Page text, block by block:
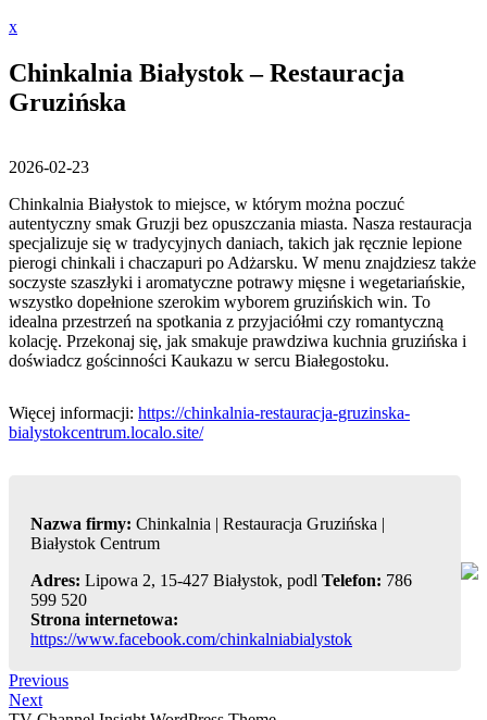
xClose
Chinkalnia Białystok – Restauracja
Gruzińska
2026-02-23
Chinkalnia Białystok to miejsce, w którym można poczuć
autentyczny smak Gruzji bez opuszczania miasta. Nasza restauracja
specjalizuje się w tradycyjnych daniach, takich jak ręcznie lepione
pierogi chinkali i chaczapuri po Adżarsku. W menu znajdziesz także
soczyste szaszłyki i aromatyczne potrawy mięsne i wegetariańskie,
wszystko dopełnione szerokim wyborem gruzińskich win. To
idealna przestrzeń na spotkania z przyjaciółmi czy romantyczną
kolację. Przekonaj się, jak smakuje prawdziwa kuchnia gruzińska i
doświadcz gościnności Kaukazu w sercu Białegostoku.
Więcej informacji: https://chinkalnia-restauracja-gruzinska-
bialystokcentrum.localo.site/
Nazwa firmy: Chinkalnia | Restauracja Gruzińska |
Białystok Centrum
Adres: Lipowa 2, 15-427 Białystok, podl Telefon: 786
599 520
Strona internetowa:
https://www.facebook.com/chinkalniabialystok
Nawigacja
wpisu
Previous
Post
Previous
Next
Next